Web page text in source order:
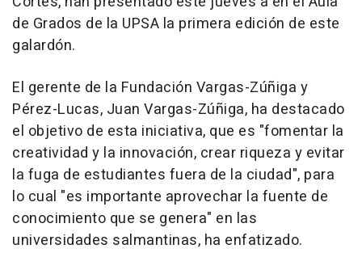
de Grados de la UPSA la primera edición de este
galardón.
El gerente de la Fundación Vargas-Zúñiga y
Pérez-Lucas, Juan Vargas-Zúñiga, ha destacado
el objetivo de esta iniciativa, que es "fomentar la
creatividad y la innovación, crear riqueza y evitar
la fuga de estudiantes fuera de la ciudad", para
lo cual "es importante aprovechar la fuente de
conocimiento que se genera" en las
universidades salmantinas, ha enfatizado.